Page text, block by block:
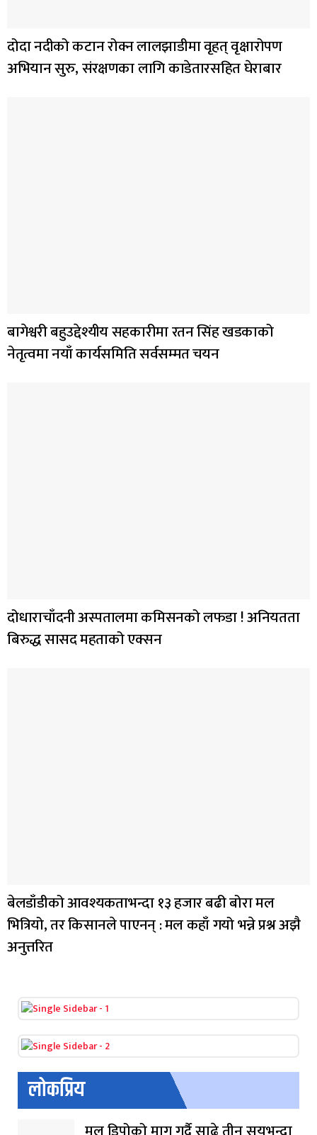
दोदा नदीको कटान रोक्न लालझाडीमा वृहत् वृक्षारोपण
अभियान सुरु, संरक्षणका लागि काडेतारसहित घेराबार
बागेश्वरी बहुउद्देश्यीय सहकारीमा रतन सिंह खडकाको
नेतृत्वमा नयाँ कार्यसमिति सर्वसम्मत चयन
दोधाराचाँदनी अस्पतालमा कमिसनको लफडा ! अनियतता
बिरुद्ध सासद महताको एक्सन
बेलडाँडीको आवश्यकताभन्दा १३ हजार बढी बोरा मल
भित्रियो, तर किसानले पाएनन् : मल कहाँ गयो भन्ने प्रश्न अझै
अनुत्तरित
लोकप्रिय